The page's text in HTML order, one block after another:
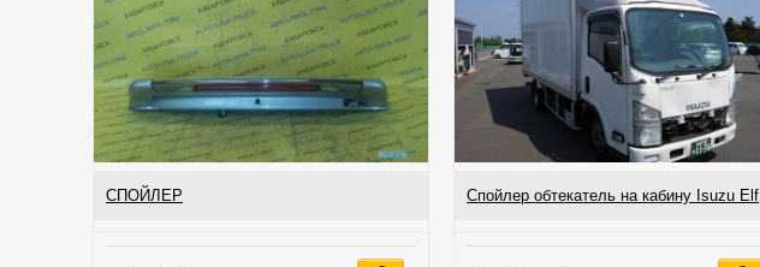
СПОЙЛЕР Спойлер обтекатель на кабину Isuzu Elf